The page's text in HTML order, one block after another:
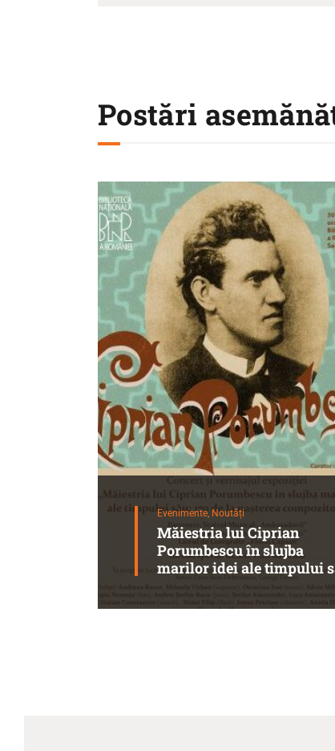
Postări
Evenimente, Noutăți
Măiestria lui Ciprian
Porumbescu în slujba
marilor idei ale timpului